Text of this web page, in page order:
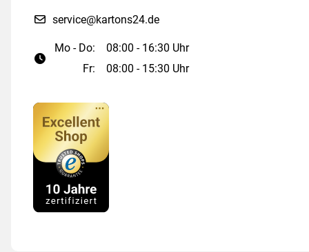
service@kartons24.de
Mo - Do:
08:00 - 16:30 Uhr
Fr:
08:00 - 15:30 Uhr